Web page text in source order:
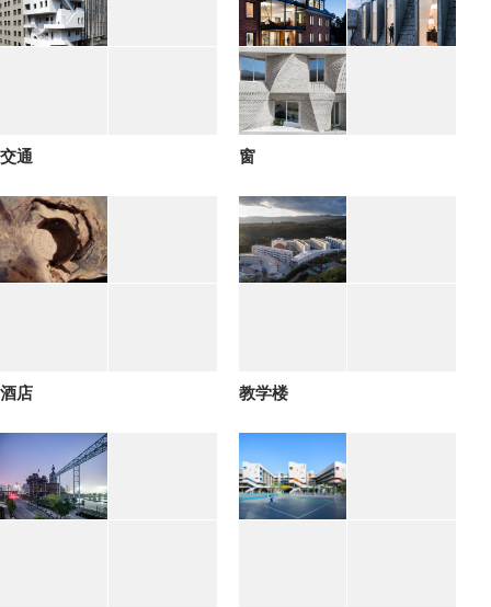
交通 窗
酒店 教学楼